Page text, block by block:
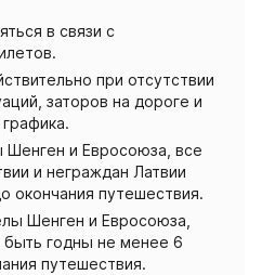
в связи с
при отсутствии
заторов на дороге и
Шенген и Евросоюза, все
и неграждан Латвии
окончания путешествия.
Шенген и Евросоюза,
годны не менее 6
путешествия.